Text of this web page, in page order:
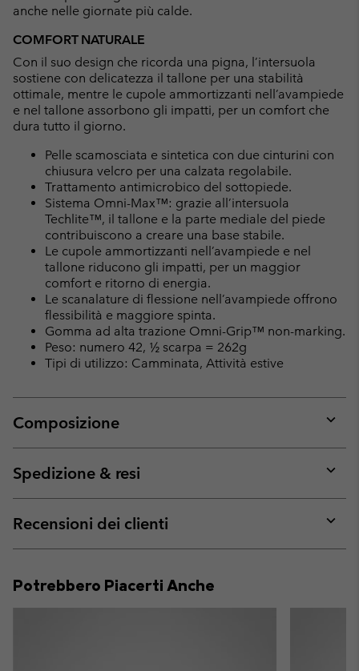
anche nelle giornate più calde.
COMFORT NATURALE
Con il suo design che ricorda una pigna, l’intersuola
sostiene con delicatezza il tallone per una stabilità
ottimale, mentre le cupole ammortizzanti nell’avampiede
e nel tallone assorbono gli impatti, per un comfort che
dura tutto il giorno.
Pelle scamosciata e sintetica con due cinturini con
chiusura velcro per una calzata regolabile.
Trattamento antimicrobico del sottopiede.
Sistema Omni-Max™: grazie all’intersuola
Techlite™, il tallone e la parte mediale del piede
contribuiscono a creare una base stabile.
Le cupole ammortizzanti nell’avampiede e nel
tallone riducono gli impatti, per un maggior
comfort e ritorno di energia.
Le scanalature di flessione nell’avampiede offrono
flessibilità e maggiore spinta.
Gomma ad alta trazione Omni-Grip™ non-marking.
Peso: numero 42, ½ scarpa = 262g
Tipi di utilizzo: Camminata, Attività estive
Composizione
or
Spedizione & resi
or
Recensioni dei clienti
or
Potrebbero Piacerti Anche